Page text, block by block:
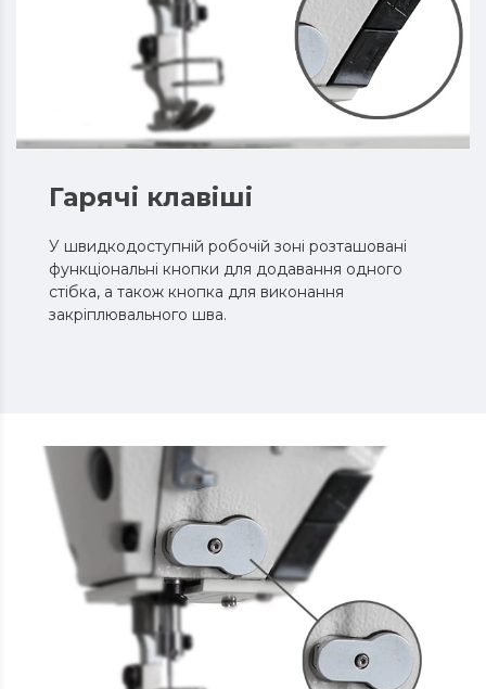
Гарячі клавіші
У швидкодоступній робочій зоні розташовані
функціональні кнопки для додавання одного
стібка, а також кнопка для виконання
закріплювального шва.